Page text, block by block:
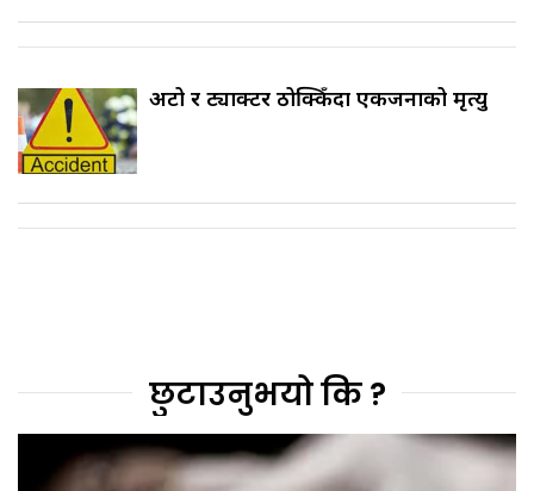
अटो र ट्याक्टर ठोक्किँदा एकजनाको मृत्यु
छुटाउनुभयो कि ?